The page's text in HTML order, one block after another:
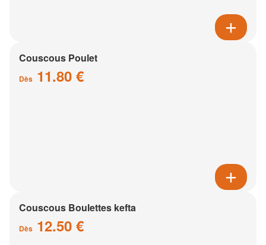
Couscous Poulet
Dès 11.80 €
Couscous Boulettes kefta
Dès 12.50 €